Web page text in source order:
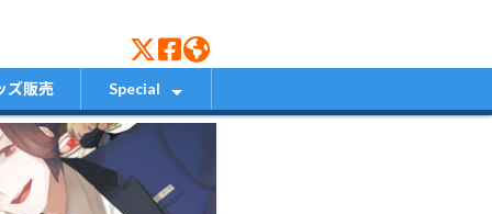
ズ販売 Special
紙ダウンロード
ンタビュー
材置き場